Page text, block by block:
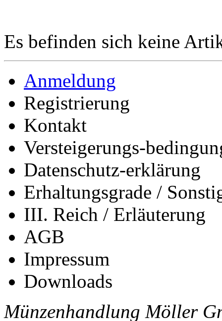
Es befinden sich keine
Anmeldung
Registrierung
Kontakt
Versteigerungs-
Datenschutz-erklärung
Erhaltungsgrade /
III. Reich / Erläuterung
AGB
Impressum
Downloads
Münzenhandlung Möller